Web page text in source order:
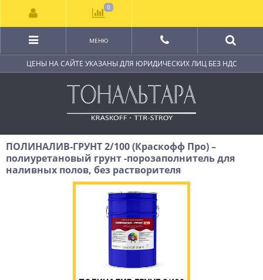
ЦЕНЫ НА САЙТЕ УКАЗАНЫ ДЛЯ ЮРИДИЧЕСКИХ ЛИЦ БЕЗ НДС
МЕНЮ
ПОЛИНАЛИВ-ГРУНТ 2/100 (Краскофф Про) –
полиуретановый грунт -порозаполнитель для
наливных полов, без растворителя
0